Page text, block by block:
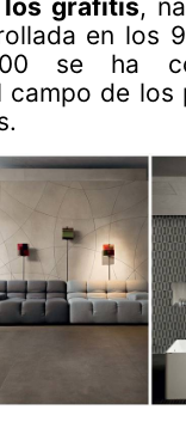
grafitis,
en los
se ha
campo de los